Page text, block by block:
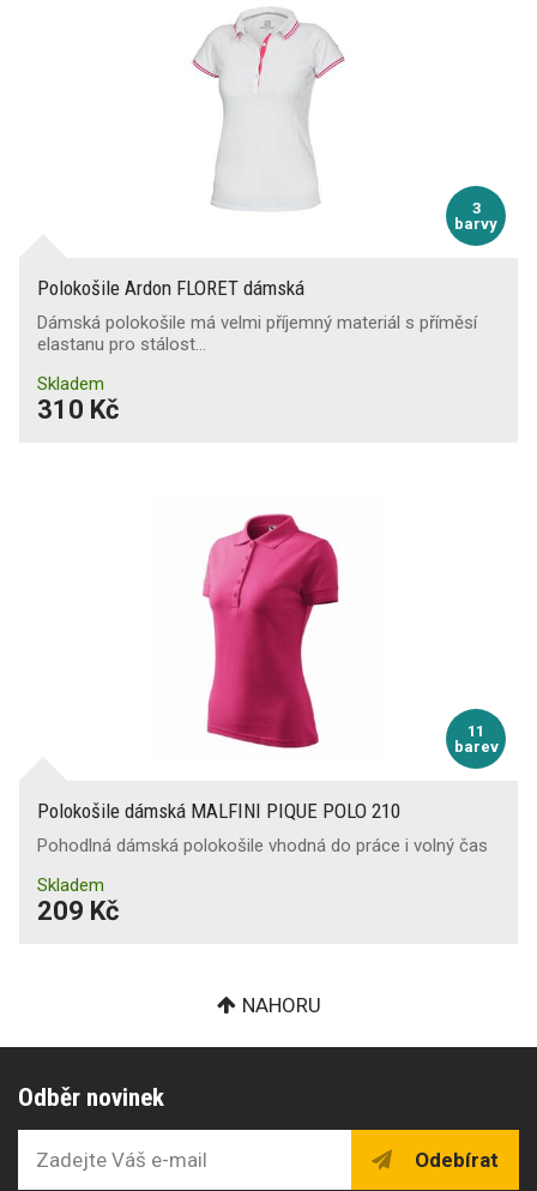
3
barvy
Polokošile Ardon FLORET dámská
Dámská polokošile má velmi příjemný materiál s příměsí
elastanu pro stálost…
Skladem
310 Kč
11
barev
Polokošile dámská MALFINI PIQUE POLO 210
Pohodlná dámská polokošile vhodná do práce i volný čas
Skladem
209 Kč
NAHORU
Odběr novinek
Odebírat